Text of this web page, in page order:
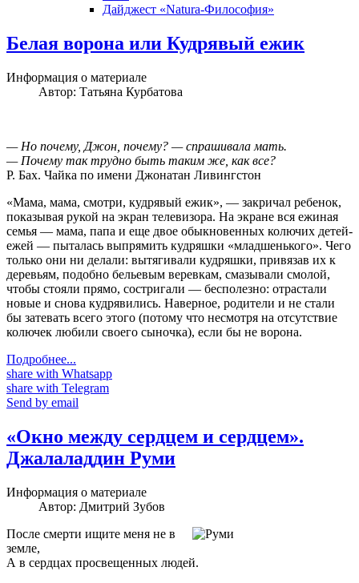
Дайджест «Natura-Философия»
Белая ворoна или Кудрявый ежик
Информация о материале
Автор: Татьяна Курбатова
— Но почему, Джон, почему? — спрашивала мать.
— Почему так трудно быть таким же, как все?
Р. Бах. Чайка по имени Джонатан Ливингстон
«Мама, мама, смотри, кудрявый ежик», — закричал ребенок,
показывая рукой на экран телевизора. На экране вся ежиная
семья — мама, папа и еще двое обыкновенных колючих детей-
ежей — пыталась выпрямить кудряшки «младшенького». Чего
только они ни делали: вытягивали кудряшки, привязав их к
деревьям, подобно бельевым веревкам, смазывали смолой,
чтобы стояли прямо, состригали — бесполезно: отрастали
новые и снова кудрявились. Наверное, родители и не стали
бы затевать всего этого (потому что несмотря на отсутствие
колючек любили своего сыночка), если бы не ворона.
Подробнее...
share with Whatsapp
share with Telegram
Send by email
«Окно между сердцем и сердцем».
Джалаладдин Руми
Информация о материале
Автор: Дмитрий Зубов
После смерти ищите меня не в
земле,
А в сердцах просвещенных людей.